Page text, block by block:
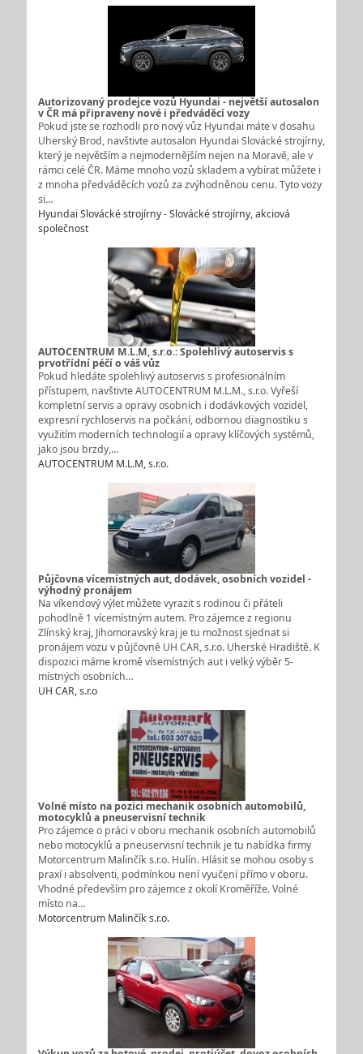
Autorizovaný prodejce vozů Hyundai - největší autosalon
v ČR má připraveny nové i předváděcí vozy
Pokud jste se rozhodli pro nový vůz Hyundai máte v dosahu
Uherský Brod, navštivte autosalon Hyundai Slovácké strojírny,
který je největším a nejmodernějším nejen na Moravě, ale v
rámci celé ČR. Máme mnoho vozů skladem a vybírat můžete i
z mnoha předváděcích vozů za zvýhodněnou cenu. Tyto vozy
si…
Hyundai Slovácké strojírny - Slovácké strojírny, akciová
společnost
AUTOCENTRUM M.L.M, s.r.o.: Spolehlivý autoservis s
prvotřídní péčí o váš vůz
Pokud hledáte spolehlivý autoservis s profesionálním
přístupem, navštivte AUTOCENTRUM M.L.M., s.r.o. Vyřeší
kompletní servis a opravy osobních i dodávkových vozidel,
expresní rychloservis na počkání, odbornou diagnostiku s
využitím moderních technologií a opravy klíčových systémů,
jako jsou brzdy,…
AUTOCENTRUM M.L.M, s.r.o.
Půjčovna vícemístných aut, dodávek, osobních vozidel -
výhodný pronájem
Na víkendový výlet můžete vyrazit s rodinou či přáteli
pohodlně 1 vícemístným autem. Pro zájemce z regionu
Zlínský kraj, Jihomoravský kraj je tu možnost sjednat si
pronájem vozu v půjčovně UH CAR, s.r.o. Uherské Hradiště. K
dispozici máme kromě vísemístných aut i velký výběr 5-
místných osobních…
UH CAR, s.r.o
Volné místo na pozici mechanik osobních automobilů,
motocyklů a pneuservisní technik
Pro zájemce o práci v oboru mechanik osobních automobilů
nebo motocyklů a pneuservisní technik je tu nabídka firmy
Motorcentrum Malinčík s.r.o. Hulín. Hlásit se mohou osoby s
praxí i absolventi, podmínkou není vyučení přímo v oboru.
Vhodné především pro zájemce z okolí Kroměříže. Volné
místo na…
Motorcentrum Malinčík s.r.o.